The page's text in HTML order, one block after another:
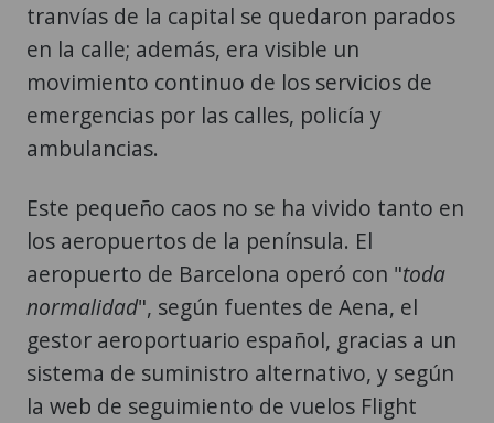
tranvías de la capital se quedaron parados
en la calle; además, era visible un
movimiento continuo de los servicios de
emergencias por las calles, policía y
ambulancias.
Este pequeño caos no se ha vivido tanto en
los aeropuertos de la península. El
aeropuerto de Barcelona operó con "toda
normalidad", según fuentes de Aena, el
gestor aeroportuario español, gracias a un
sistema de suministro alternativo, y según
la web de seguimiento de vuelos Flight